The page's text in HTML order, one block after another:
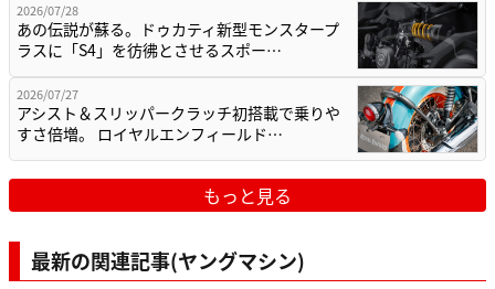
2026/07/28
あの伝説が蘇る。ドゥカティ新型モンスタープ
ラスに「S4」を彷彿とさせるスポー…
2026/07/27
アシスト＆スリッパークラッチ初搭載で乗りや
すさ倍増。 ロイヤルエンフィールド…
もっと見る
最新の関連記事(ヤングマシン)